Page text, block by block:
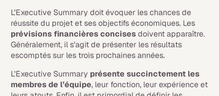
L'Executive Summary doit évoquer les chances de
réussite du projet et ses objectifs économiques. Les
prévisions financières concisesdoivent apparaître.
Généralement, il s'agit de présenter les résultats
escomptés sur les trois prochaines années.
L'Executive Summary présente succinctement les
membres de l’équipe, leur fonction, leur expérience et